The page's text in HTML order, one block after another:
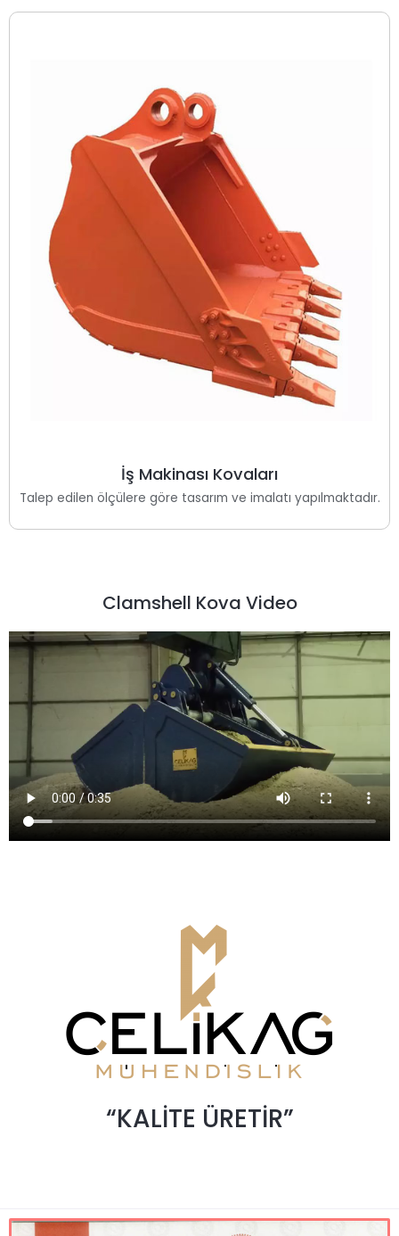
İş Makinası Kovaları
Talep edilen ölçülere göre tasarım ve imalatı yapılmaktadır.
Clamshell Kova Video
“KALİTE ÜRETİR”